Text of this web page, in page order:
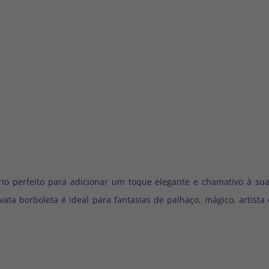
perfeito para adicionar um toque elegante e chamativo à
borboleta é ideal para fantasias de palhaço, mágico, artista